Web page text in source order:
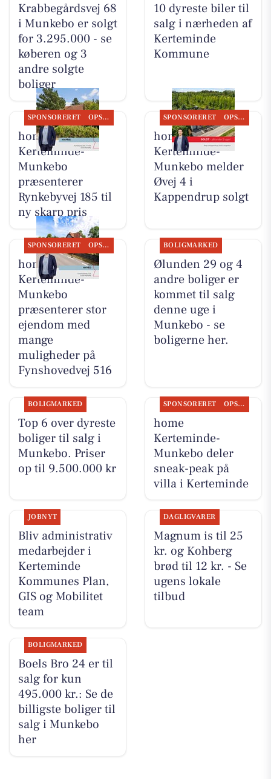
Krabbegårdsvej 68
i Munkebo er solgt
for 3.295.000 - se
køberen og 3
andre solgte
boliger
10 dyreste biler til
salg i nærheden af
Kerteminde
Kommune
SPONSORERET OPSLAGSTAVLEN
home
Kerteminde-
Munkebo
præsenterer
Rynkebyvej 185 til
ny skarp pris
SPONSORERET OPSLAGSTAVLEN
home
Kerteminde-
Munkebo melder
Øvej 4 i
Kappendrup solgt
SPONSORERET OPSLAGSTAVLEN
home
Kerteminde-
Munkebo
præsenterer stor
ejendom med
mange
muligheder på
Fynshovedvej 516
BOLIGMARKED
Ølunden 29 og 4
andre boliger er
kommet til salg
denne uge i
Munkebo - se
boligerne her.
BOLIGMARKED
Top 6 over dyreste
boliger til salg i
Munkebo. Priser
op til 9.500.000 kr
SPONSORERET OPSLAGSTAVLEN
home
Kerteminde-
Munkebo deler
sneak-peak på
villa i Kerteminde
JOBNYT
Bliv administrativ
medarbejder i
Kerteminde
Kommunes Plan,
GIS og Mobilitet
team
DAGLIGVARER
Magnum is til 25
kr. og Kohberg
brød til 12 kr. - Se
ugens lokale
tilbud
BOLIGMARKED
Boels Bro 24 er til
salg for kun
495.000 kr.: Se de
billigste boliger til
salg i Munkebo
her